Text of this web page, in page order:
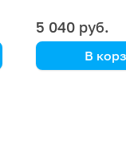
5 040 руб.
В